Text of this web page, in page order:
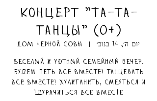
Концерт "Та-та-
танцы" (0+)
יום ה׳, 14 בנוב׳ ДОМ черной СОВЫ
Веселый и уютный семейный вечер.
Будем петь ВСЕ ВМЕСТЕ! Танцевать
ВСЕ ВМЕСТЕ! Хулиганить, смеяться и
дурачиться ВСЕ ВМЕСТЕ!